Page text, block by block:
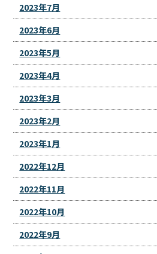
2023年7月
2023年6月
2023年5月
2023年4月
2023年3月
2023年2月
2023年1月
2022年12月
2022年11月
2022年10月
2022年9月